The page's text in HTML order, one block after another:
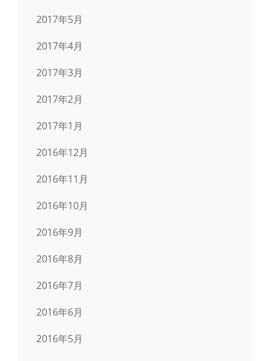
2017年5月
2017年4月
2017年3月
2017年2月
2017年1月
2016年12月
2016年11月
2016年10月
2016年9月
2016年8月
2016年7月
2016年6月
2016年5月